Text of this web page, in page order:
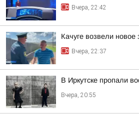
Вчера, 22:42
Качуге возвели
Вчера, 22:37
В Иркутске пропали
Вчера, 20:55